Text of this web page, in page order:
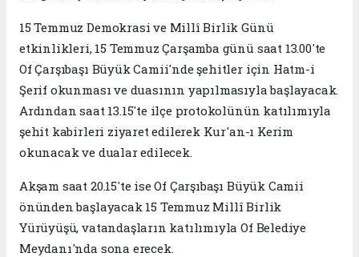
15 Temmuz Demokrasi ve Millî Birlik Günü
etkinlikleri, 15 Temmuz Çarşamba günü saat 13.00'te
Of Çarşıbaşı Büyük Camii'nde şehitler için Hatm-i
Şerif okunması ve duasının yapılmasıyla başlayacak.
Ardından saat 13.15'te ilçe protokolünün katılımıyla
şehit kabirleri ziyaret edilerek Kur'an-ı Kerim
okunacak ve dualar edilecek.
Akşam saat 20.15'te ise Of Çarşıbaşı Büyük Camii
önünden başlayacak 15 Temmuz Millî Birlik
Yürüyüşü, vatandaşların katılımıyla Of Belediye
Meydanı'nda sona erecek.